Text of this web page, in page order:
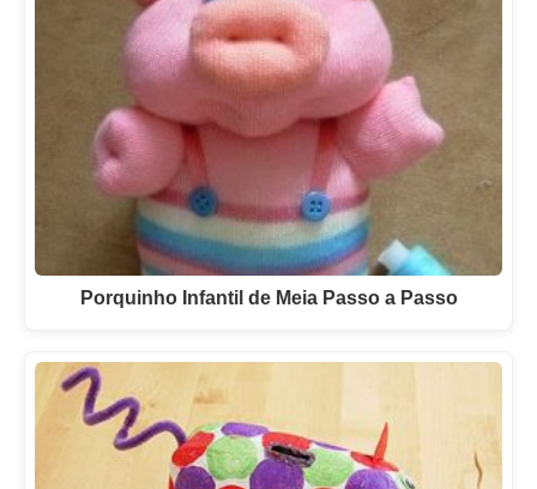
Porquinho Infantil de Meia Passo a Passo